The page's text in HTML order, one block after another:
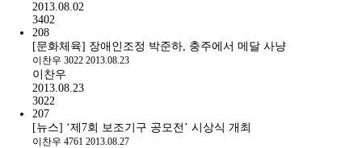
2013.08.02
3402
208
[문화체육] 장애인조정 박준하, 충주에서 메달 사냥
이찬우 3022 2013.08.23
이찬우
2013.08.23
3022
207
[뉴스] ‘제7회 보조기구 공모전’ 시상식 개최
이찬우 4761 2013.08.27